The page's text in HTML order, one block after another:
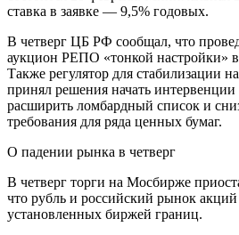
ставка в заявке — 9,5% годовых.
В четверг ЦБ РФ сообщал, что
аукцион РЕПО «тонкой настройки»
Также регулятор для стабилизации
принял решения начать
расширить ломбардный список и
требования для ряда ценных бумаг.
О падении рынка в четверг
В четверг торги на Мосбирже
что рубль и российский рынок
установленных биржей границ.